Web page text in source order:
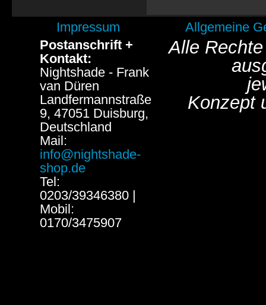
Impressum
Allgemeine
Postanschrift +
Kontakt:
Nightshade - Frank
van Düren
Landfermannstraße
9, 47051 Duisburg,
Deutschland
Mail:
info@nightshade-
shop.de
Tel:
0203/39346380 |
Mobil:
0170/3475907
Alle
Konzept